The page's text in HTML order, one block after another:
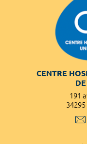
CENTRE
191